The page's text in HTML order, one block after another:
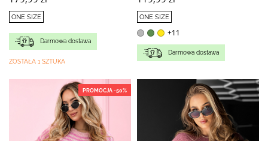
ONE SIZE
Darmowa dostawa
ZOSTAŁA 1 SZTUKA
ONE SIZE
+11
Darmowa dostawa
PROMOCJA -50%